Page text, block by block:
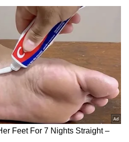
ಸಂಕಷ್ಟವಾಗಿದೆ.
ಇಬ್ರು ಪೊಲೀಸ್ರು, ಓರ್ವ
ಹರಿವು ಹೆಚ್ಚಿದ್ದರಿಂದ
ಹಿರೇಹಳ್ಳಕ್ಕೆ ಒಳಪಡುವ
ನೀರು ಜಮೀನುಗಳಿಗೆ ನುಗ್ಗಿ
ಕೊಪ್ಪಳ ತಾಲೂಕಿನ ನಾನಾ